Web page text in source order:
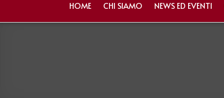
HOME CHI SIAMO NEWS ED EVENTI